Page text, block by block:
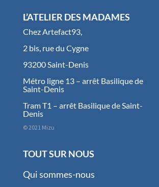
L’ATELIER DES MADAMES
Chez Artefact93,
2 bis, rue du Cygne
93200 Saint-Denis
Métro ligne 13 – arrêt Basilique de
Saint-Denis
Tram T1 – arrêt Basilique de Saint-
Denis
© 2021 Mizu
TOUT SUR NOUS
Qui sommes-nous